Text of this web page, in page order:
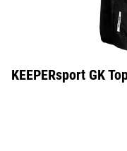
KEEPERsport GK